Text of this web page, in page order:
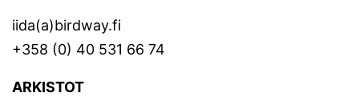
iida(a)birdway.fi
+358 (0) 40 531 66 74
ARKISTOT